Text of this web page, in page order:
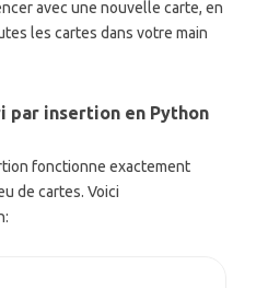
avec une nouvelle carte, en
les cartes dans votre main
par insertion en Python
fonctionne exactement
de cartes. Voici